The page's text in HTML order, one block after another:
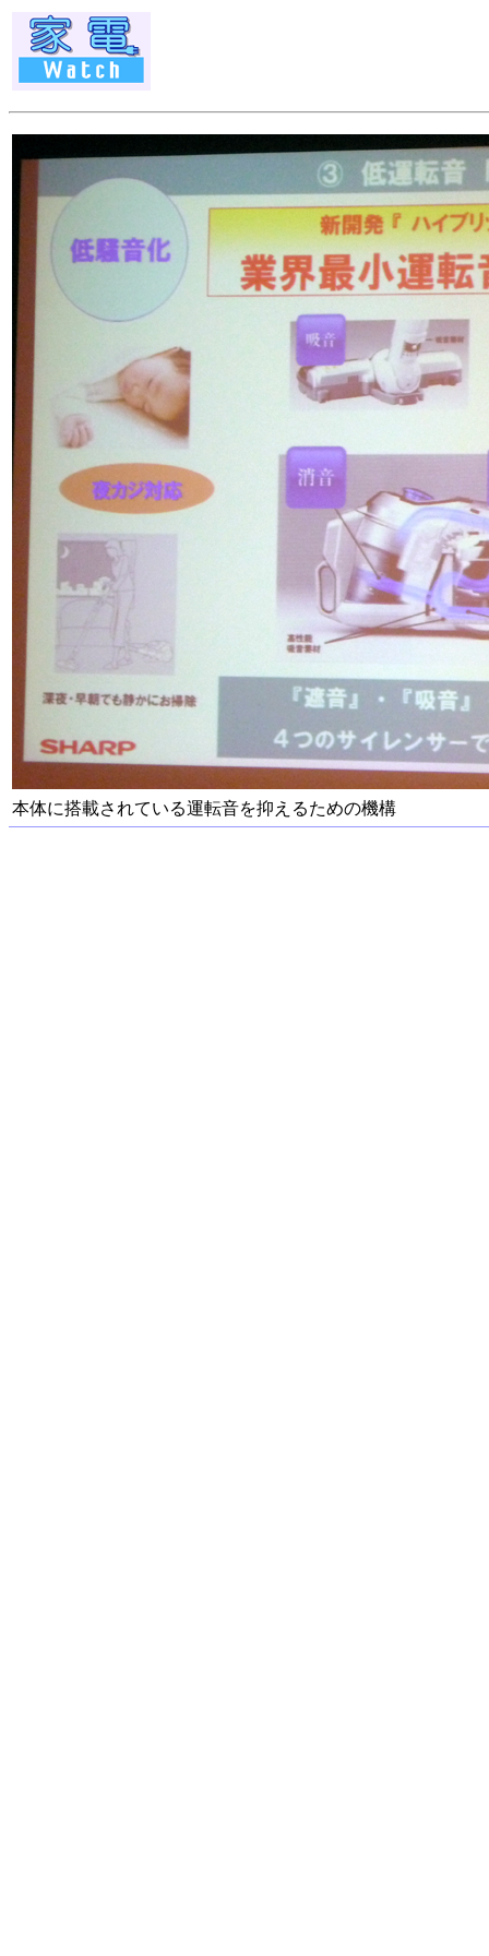
本体に搭載されている運転音を抑えるための機構